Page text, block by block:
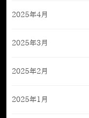
2025年4月
2025年3月
2025年2月
2025年1月